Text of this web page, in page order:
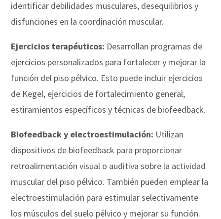
identificar debilidades musculares, desequilibrios y
disfunciones en la coordinación muscular.
Ejercicios terapéuticos: Desarrollan programas de
ejercicios personalizados para fortalecer y mejorar la
función del piso pélvico. Esto puede incluir ejercicios
de Kegel, ejercicios de fortalecimiento general,
estiramientos específicos y técnicas de biofeedback.
Biofeedback y electroestimulación: Utilizan
dispositivos de biofeedback para proporcionar
retroalimentación visual o auditiva sobre la actividad
muscular del piso pélvico. También pueden emplear la
electroestimulación para estimular selectivamente
los músculos del suelo pélvico y mejorar su función.